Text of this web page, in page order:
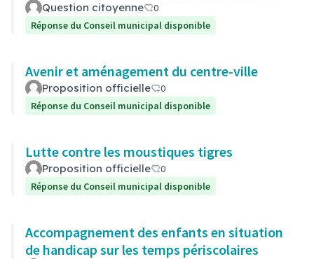
Question citoyenne
0
Réponse du Conseil municipal disponible
Avenir et aménagement du centre-ville
Proposition officielle
0
Réponse du Conseil municipal disponible
Lutte contre les moustiques tigres
Proposition officielle
0
Réponse du Conseil municipal disponible
Accompagnement des enfants en situation
de handicap sur les temps périscolaires